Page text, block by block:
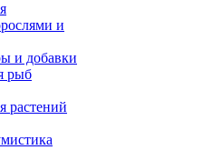
и
и добавки
рыб
растений